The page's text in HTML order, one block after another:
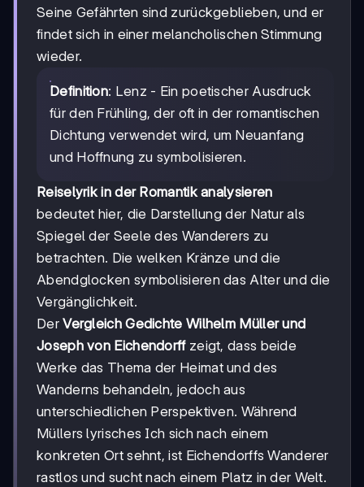
Seine Gefährten sind zurückgeblieben, und er
findet sich in einer melancholischen Stimmung
wieder.
Definition: Lenz - Ein poetischer Ausdruck
für den Frühling, der oft in der romantischen
Dichtung verwendet wird, um Neuanfang
und Hoffnung zu symbolisieren.
Reiselyrik in der Romantik analysieren
bedeutet hier, die Darstellung der Natur als
Spiegel der Seele des Wanderers zu
betrachten. Die welken Kränze und die
Abendglocken symbolisieren das Alter und die
Vergänglichkeit.
DerVergleich Gedichte Wilhelm Müller und
Joseph von Eichendorffzeigt, dass beide
Werke das Thema der Heimat und des
Wanderns behandeln, jedoch aus
unterschiedlichen Perspektiven. Während
Müllers lyrisches Ich sich nach einem
konkreten Ort sehnt, ist Eichendorffs Wanderer
rastlos und sucht nach einem Platz in der Welt.